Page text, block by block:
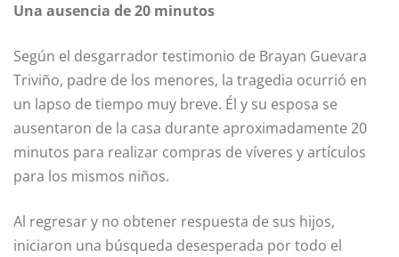
Una ausencia de 20 minutos
Según el desgarrador testimonio de Brayan Guevara
Triviño, padre de los menores, la tragedia ocurrió en
un lapso de tiempo muy breve. Él y su esposa se
ausentaron de la casa durante aproximadamente 20
minutos para realizar compras de víveres y artículos
para los mismos niños.
Al regresar y no obtener respuesta de sus hijos,
iniciaron una búsqueda desesperada por todo el